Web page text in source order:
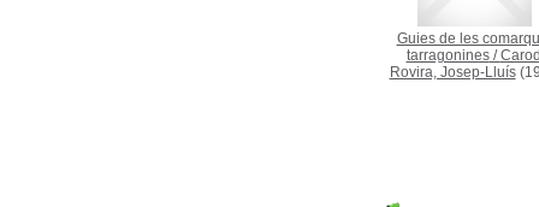
Guies de les
tarragonines/
Rovira, Josep-Lluís